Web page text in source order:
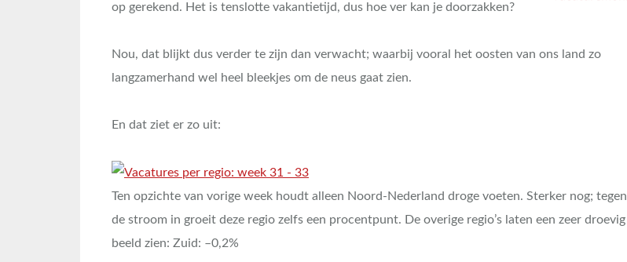
op gerekend. Het is tenslotte vakantietijd, dus hoe ver kan je doorzakken?
Nou, dat blijkt dus verder te zijn dan verwacht; waarbij vooral het oosten van ons land zo
langzamerhand wel heel bleekjes om de neus gaat zien.
En dat ziet er zo uit:
Ten opzichte van vorige week houdt alleen Noord-Nederland droge voeten. Sterker nog; tegen
de stroom in groeit deze regio zelfs een procentpunt. De overige regio’s laten een zeer droevig
beeld zien: Zuid: –0,2%